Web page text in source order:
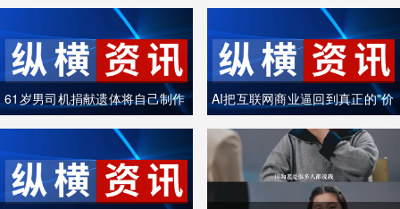
61岁男司机捐献遗体将自己制作
成木乃伊
AI把互联网商业逼回到真正的"价
值创造"